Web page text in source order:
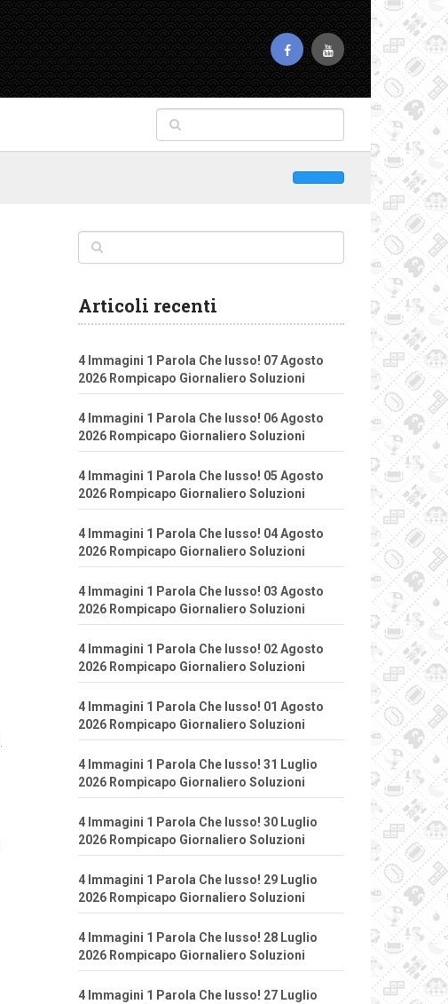
Articoli recenti
4 Immagini 1 Parola Che lusso! 07 Agosto
2026 Rompicapo Giornaliero Soluzioni
4 Immagini 1 Parola Che lusso! 06 Agosto
2026 Rompicapo Giornaliero Soluzioni
4 Immagini 1 Parola Che lusso! 05 Agosto
2026 Rompicapo Giornaliero Soluzioni
4 Immagini 1 Parola Che lusso! 04 Agosto
2026 Rompicapo Giornaliero Soluzioni
4 Immagini 1 Parola Che lusso! 03 Agosto
2026 Rompicapo Giornaliero Soluzioni
4 Immagini 1 Parola Che lusso! 02 Agosto
2026 Rompicapo Giornaliero Soluzioni
4 Immagini 1 Parola Che lusso! 01 Agosto
2026 Rompicapo Giornaliero Soluzioni
4 Immagini 1 Parola Che lusso! 31 Luglio
2026 Rompicapo Giornaliero Soluzioni
4 Immagini 1 Parola Che lusso! 30 Luglio
2026 Rompicapo Giornaliero Soluzioni
4 Immagini 1 Parola Che lusso! 29 Luglio
2026 Rompicapo Giornaliero Soluzioni
4 Immagini 1 Parola Che lusso! 28 Luglio
2026 Rompicapo Giornaliero Soluzioni
4 Immagini 1 Parola Che lusso! 27 Luglio